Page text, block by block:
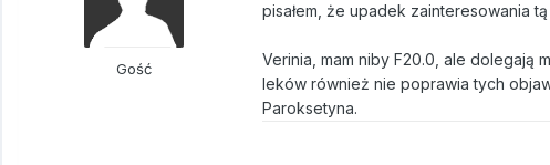
Gość
pisałem, że upadek zainteresowania
Verinia, mam niby F20.0, ale dolegają
leków również nie poprawia tych
Paroksetyna.